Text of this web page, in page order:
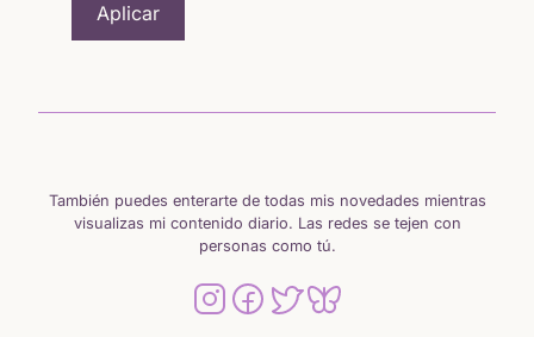
Aplicar
También puedes enterarte de todas mis novedades mientras
visualizas mi contenido diario. Las redes se tejen con
personas como tú.